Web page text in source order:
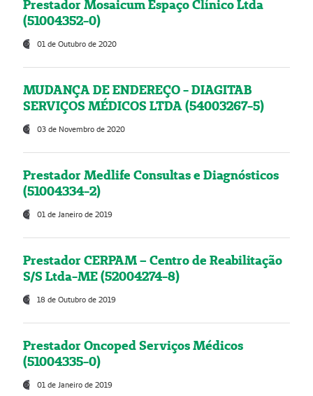
Prestador Mosaicum Espaço Clínico Ltda
(51004352-0)
01 de Outubro de 2020
MUDANÇA DE ENDEREÇO - DIAGITAB
SERVIÇOS MÉDICOS LTDA (54003267-5)
03 de Novembro de 2020
Prestador Medlife Consultas e Diagnósticos
(51004334-2)
01 de Janeiro de 2019
Prestador CERPAM – Centro de Reabilitação
S/S Ltda-ME (52004274-8)
18 de Outubro de 2019
Prestador Oncoped Serviços Médicos
(51004335-0)
01 de Janeiro de 2019